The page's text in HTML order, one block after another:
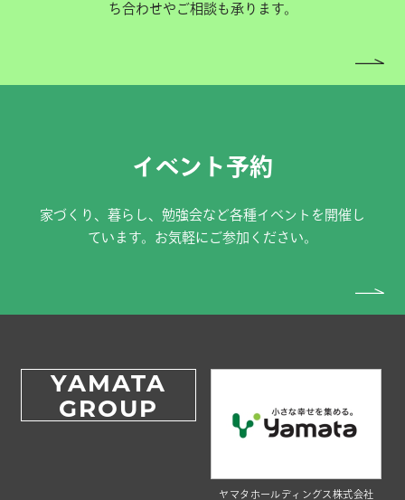
ち合わせやご相談も承ります。
イベント予約
家づくり、暮らし、勉強会など各種イベントを開催し
ています。お気軽にご参加ください。
YAMATA
GROUP
ヤマタホールディングス株式会社